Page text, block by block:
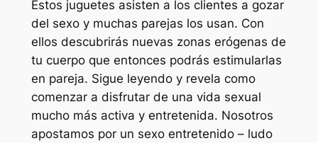
Estos juguetes asisten a los clientes a gozar
del sexo y muchas parejas los usan. Con
ellos descubrirás nuevas zonas erógenas de
tu cuerpo que entonces podrás estimularlas
en pareja. Sigue leyendo y revela como
comenzar a disfrutar de una vida sexual
mucho más activa y entretenida. Nosotros
apostamos por un sexo entretenido – ludo